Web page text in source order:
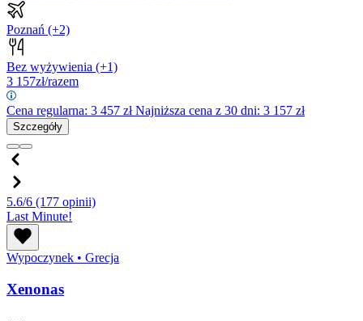
Poznań (+2)
Bez wyżywienia (+1)
3 157zł/razem
Cena regularna: 3 457 złNajniższa cena z 30 dni: 3 157 zł
Szczegóły
5.6/6 (177 opinii)
Last Minute!
Wypoczynek • Grecja
Xenonas